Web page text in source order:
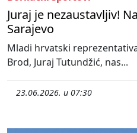
Juraj je nezaustavljiv!
Sarajevo
Mladi hrvatski
Brod, Juraj Tutundžić, nas...
23.06.2026. u 07:30